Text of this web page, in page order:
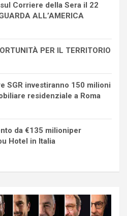
Corriere della Sera il 22
ALL’AMERICA
PER IL TERRITORIO
SGR investiranno 150 milioni
residenziale a Roma
da €135 milioniper
Hotel in Italia